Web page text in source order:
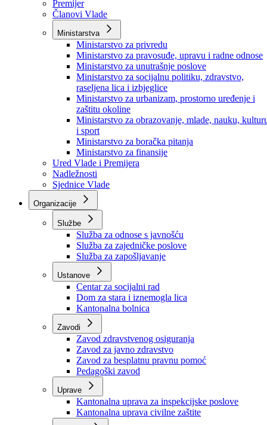
Vlada
Vlada BPK Goražde
Premijer
Članovi Vlade
Ministarstva
Ministarstvo za privredu
Ministarstvo za pravosuđe, upravu i radne odnose
Ministarstvo za unutrašnje poslove
Ministarstvo za socijalnu politiku, zdravstvo,
raseljena lica i izbjeglice
Ministarstvo za urbanizam, prostorno uređenje i
zaštitu okoline
Ministarstvo za obrazovanje, mlade, nauku,
i sport
Ministarstvo za boračka pitanja
Ministarstvo za finansije
Ured Vlade i Premijera
Nadležnosti
Sjednice Vlade
Organizacije
Službe
Služba za odnose s javnošću
Služba za zajedničke poslove
Služba za zapošljavanje
Ustanove
Centar za socijalni rad
Dom za stara i iznemogla lica
Kantonalna bolnica
Zavodi
Zavod zdravstvenog osiguranja
Zavod za javno zdravstvo
Zavod za besplatnu pravnu pomoć
Pedagoški zavod